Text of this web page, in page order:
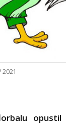
2021